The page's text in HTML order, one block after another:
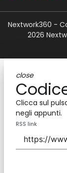
Nextwork360 -
2026
close
Clicca sul
negli appunti.
RSS link